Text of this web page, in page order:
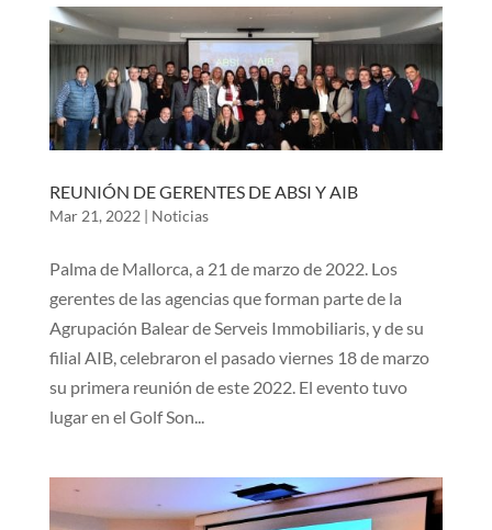
REUNIÓN DE GERENTES DE ABSI Y AIB
Mar 21, 2022 | Noticias
Palma de Mallorca, a 21 de marzo de 2022. Los
gerentes de las agencias que forman parte de la
Agrupación Balear de Serveis Immobiliaris, y de su
filial AIB, celebraron el pasado viernes 18 de marzo
su primera reunión de este 2022. El evento tuvo
lugar en el Golf Son...